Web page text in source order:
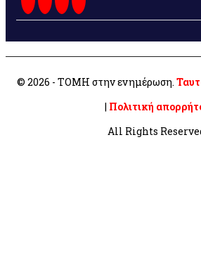
© 2026 - ΤΟΜΗ στην ενημέρωση.
| Πολιτική
All Rights